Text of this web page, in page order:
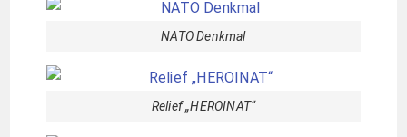
NATO Denkmal
Relief „HEROINAT“